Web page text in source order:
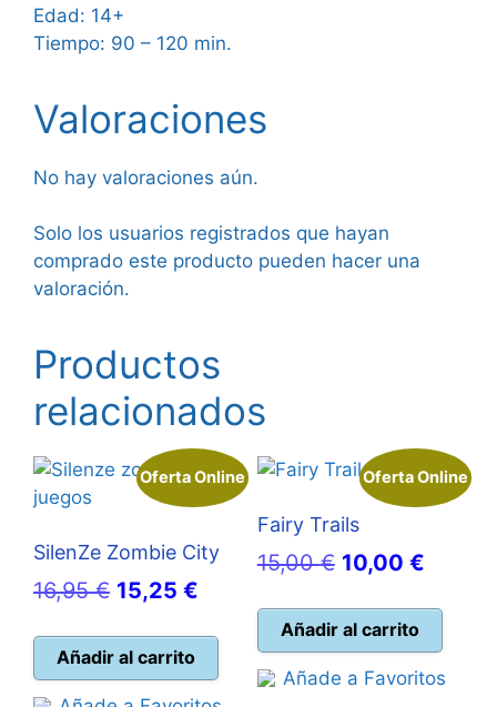
Edad: 14+
Tiempo: 90 – 120 min.
Valoraciones
No hay valoraciones aún.
Solo los usuarios registrados que hayan
comprado este producto pueden hacer una
valoración.
Productos
relacionados
Oferta Online
SilenZe Zombie City
16,95€ El
original
15,25 €
actual
Añadir al carrito
Oferta Online
Fairy Trails
15,00€ El
original
10,00 €El
Añadir al carrito
Añade a Favoritos